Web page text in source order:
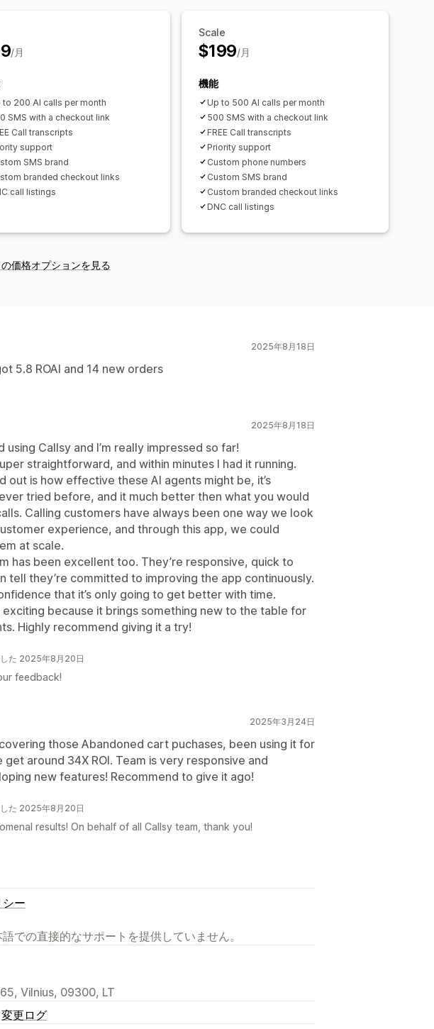
インダー
定期購入の更新
ペーン
/月
to 200 AI calls per month
SMS with a checkout link
Call transcripts
support
SMS brand
branded checkout links
call listings
Scale
$199/月
機能
Up to 500 AI calls per month
500 SMS with a checkout link
FREE Call transcripts
Priority support
Custom phone numbers
Custom SMS brand
Custom branded checkout links
DNC call listings
価格オプションを見る
2025年8月18日
5.8 ROAI and 14 new orders
2025年8月18日
Callsy and I’m really impressed so far!
straightforward, and within minutes I had it running.
out is how effective these AI agents might be, it’s
tried before, and it much better then what you would
Calling customers have always been one way we look
experience, and through this app, we could
at scale.
has been excellent too. They’re responsive, quick to
tell they’re committed to improving the app continuously.
that it’s only going to get better with time.
exciting because it brings something new to the table for
Highly recommend giving it a try!
た 2025年8月20日
feedback!
2025年3月24日
those Abandoned cart puchases, been using it for
get around 34X ROI. Team is very responsive and
new features! Recommend to give it ago!
た 2025年8月20日
results! On behalf of all Callsy team, thank you!
ー
での直接的なサポートを提供していません。
Vilnius, 09300, LT
変更ログ